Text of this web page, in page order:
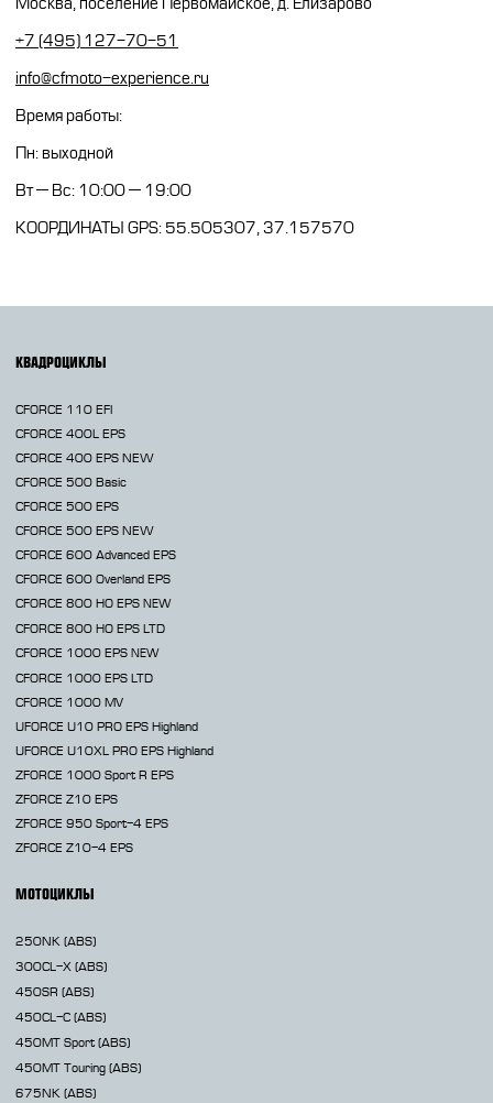
Москва, поселение Первомайское, д. Елизарово
+7 (495) 127-70-51
info@cfmoto-experience.ru
Время работы:
Пн: выходной
Вт — Вс: 10:00 — 19:00
КООРДИНАТЫ GPS: 55.505307, 37.157570
КВАДРОЦИКЛЫ
CFORCE 110 EFI
CFORCE 400L EPS
CFORCE 400 EPS NEW
CFORCE 500 Basic
CFORCE 500 EPS
CFORCE 500 EPS NEW
CFORCE 600 Advanced EPS
CFORCE 600 Overland EPS
CFORCE 800 HO EPS NEW
CFORCE 800 HO EPS LTD
CFORCE 1000 EPS NEW
CFORCE 1000 EPS LTD
CFORCE 1000 MV
UFORCE U10 PRO EPS Highland
UFORCE U10XL PRO EPS Highland
ZFORCE 1000 Sport R EPS
ZFORCE Z10 EPS
ZFORCE 950 Sport-4 EPS
ZFORCE Z10-4 EPS
МОТОЦИКЛЫ
250NK (ABS)
300CL-X (ABS)
450SR (ABS)
450CL-C (ABS)
450MT Sport (ABS)
450MT Touring (ABS)
675NK (ABS)